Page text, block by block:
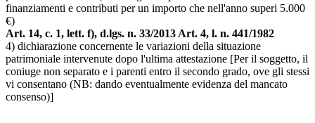
finanziamenti e contributi per un importo che nell'anno superi 5.000
€)
Art. 14, c. 1, lett. f), d.lgs. n. 33/2013 Art. 4, l. n. 441/1982
4) dichiarazione concernente le variazioni della situazione
patrimoniale intervenute dopo l'ultima attestazione [Per il soggetto, il
coniuge non separato e i parenti entro il secondo grado, ove gli stessi
vi consentano (NB: dando eventualmente evidenza del mancato
consenso)]